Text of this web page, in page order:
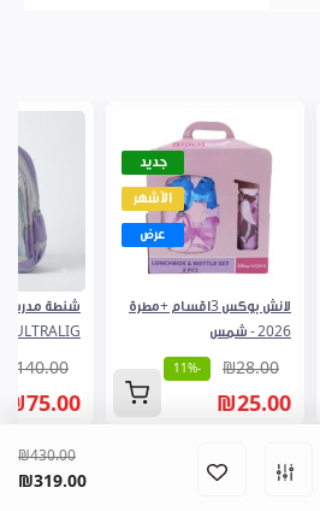
جديد
الأشهر
عرض
لانش بوكس 3اقسام +مطرة
2026 - شمس
₪28.00
-11%
₪25.00
ULTRALIG
₪140.00
₪75.00
₪430.00
₪319.00المشتريات